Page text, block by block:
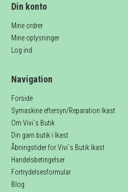
Din konto
Mine ordrer
Mine oplysninger
Log ind
Navigation
Forside
Symaskine eftersyn/Reparation Ikast
Om Vivi`s Butik
Din garn butik i Ikast
Åbningstider for Vivi´s Butik Ikast
Handelsbetingelser
Fortrydelsesformular
Blog